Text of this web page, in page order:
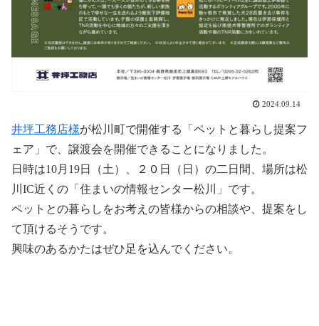
2024.09.14
井坪工務店様が松川町で開催する「ペットと暮らし提案フ
ェア」で、譲渡会を開催できることになりました。
日時は10月19日（土）、２０日（日）の二日間、場所は松
川IC近くの「住まいの情報センター松川」です。
ペットとの暮らしをお考えの皆様からの相談や、提案をし
て頂けるそうです。
興味のあるかたはぜひ足を込んでください。